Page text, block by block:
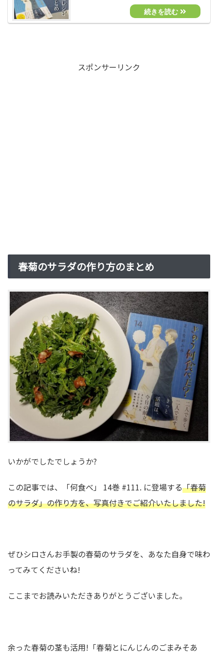
スポンサーリンク
春菊のサラダの作り方のまとめ
いかがでしたでしょうか?
この記事では、「何食べ」 14巻 #111. に登場する「春菊
のサラダ」の作り方を、写真付きでご紹介いたしました!
ぜひシロさんお手製の春菊のサラダを、あなた自身で味わ
ってみてくださいね!
ここまでお読みいただきありがとうございました。
余った春菊の茎も活用!「春菊とにんじんのごまみそあ